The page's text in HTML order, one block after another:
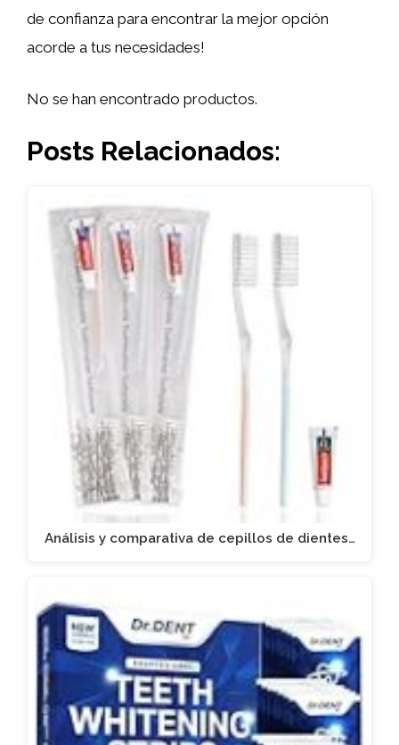
de confianza para encontrar la mejor opción
acorde a tus necesidades!
No se han encontrado productos.
Posts Relacionados:
Análisis y comparativa de cepillos de dientes…